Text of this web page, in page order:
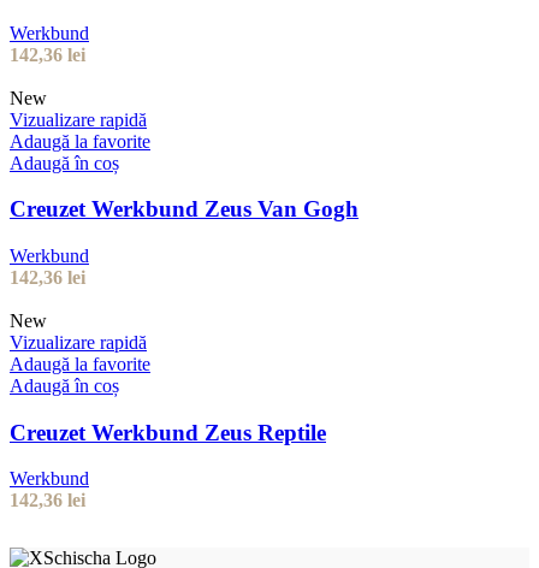
Werkbund
142,36 lei
New
Vizualizare rapidă
Adaugă la favorite
Adaugă în coș
Creuzet Werkbund Zeus Van Gogh
Werkbund
142,36 lei
New
Vizualizare rapidă
Adaugă la favorite
Adaugă în coș
Creuzet Werkbund Zeus Reptile
Werkbund
142,36 lei